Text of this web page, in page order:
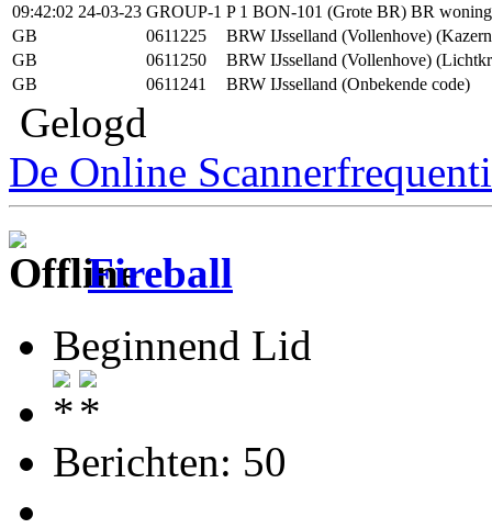
09:42:02 24-03-23 GROUP-1 P 1 BON-101 (Grote BR) BR
GB
0611225
BRW IJsselland (Vollenhove)
GB
0611250
BRW IJsselland (Vollenhove)
GB
0611241 BRW IJsselland (Onbekende code)
Gelogd
De Online
Fireball
Beginnend Lid
Berichten: 50